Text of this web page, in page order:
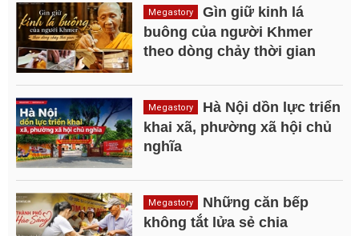
Megastory
Gìn giữ kinh lá
buông của người Khmer
theo dòng chảy thời gian
Megastory
Hà Nội dồn lực triển
khai xã, phường xã hội chủ
nghĩa
Megastory
Những căn bếp
không tắt lửa sẻ chia